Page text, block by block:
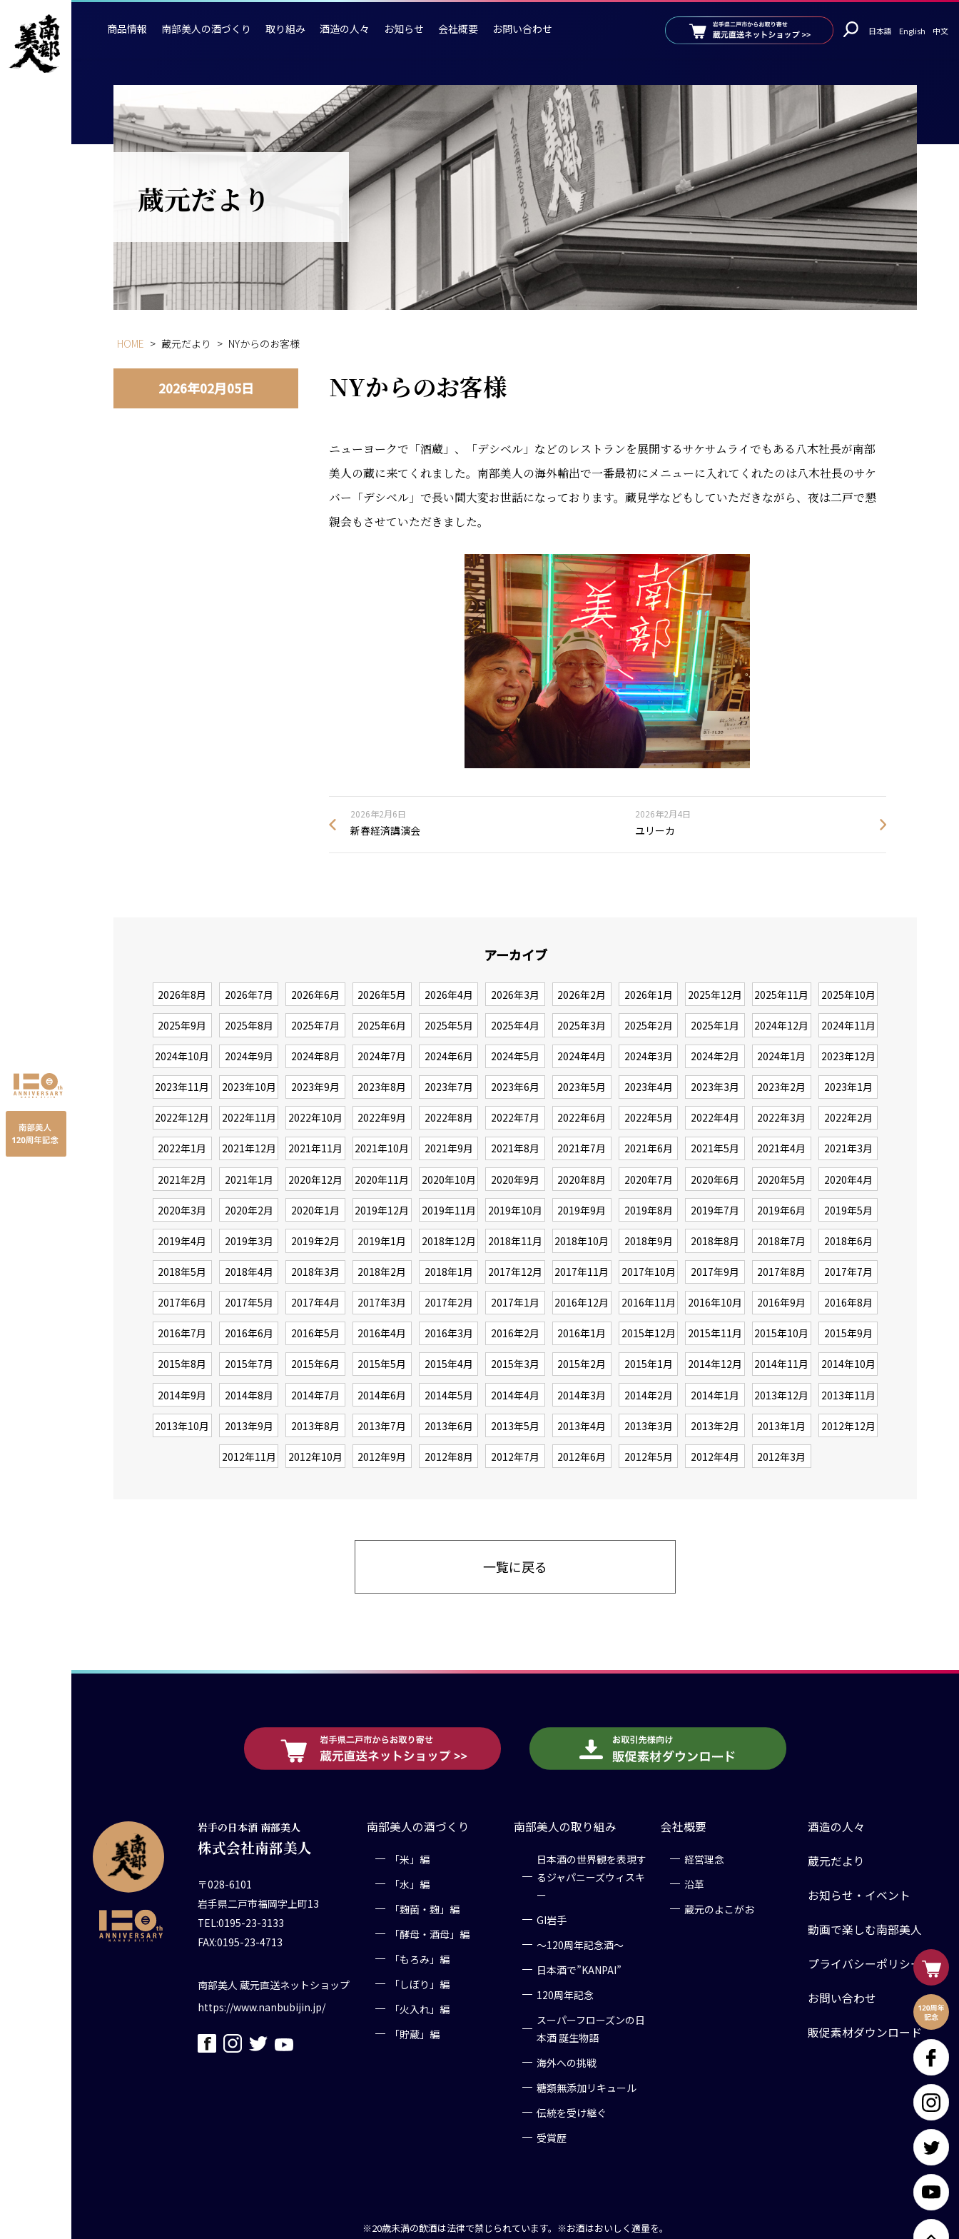
商品情報 南部美人の酒づくり 取り組み 酒造の人々 お知らせ 会社概要 お問い合わせ 日本語 English 中文
蔵元だより
HOME > 蔵元だより > NYからのお客様
2026年02月05日 NYからのお客様
ニューヨークで「酒蔵」、「デシベル」などのレストランを展開するサケサムライでもある八木社長が南部
美人の蔵に来てくれました。南部美人の海外輸出で一番最初にメニューに入れてくれたのは八木社長のサケ
バー「デシベル」で長い間大変お世話になっております。蔵見学などもしていただきながら、夜は二戸で懇
親会もさせていただきました。
2026年2月6日
新春経済講演会
2026年2月4日
ユリーカ
アーカイブ
2026年8月 2026年7月 2026年6月 2026年5月 2026年4月 2026年3月 2026年2月 2026年1月 2025年12月 2025年11月 2025年10月
2025年9月 2025年8月 2025年7月 2025年6月 2025年5月 2025年4月 2025年3月 2025年2月 2025年1月 2024年12月 2024年11月
2024年10月 2024年9月 2024年8月 2024年7月 2024年6月 2024年5月 2024年4月 2024年3月 2024年2月 2024年1月 2023年12月
2023年11月 2023年10月 2023年9月 2023年8月 2023年7月 2023年6月 2023年5月 2023年4月 2023年3月 2023年2月 2023年1月
2022年12月 2022年11月 2022年10月 2022年9月 2022年8月 2022年7月 2022年6月 2022年5月 2022年4月 2022年3月 2022年2月
2022年1月 2021年12月 2021年11月 2021年10月 2021年9月 2021年8月 2021年7月 2021年6月 2021年5月 2021年4月 2021年3月
2021年2月 2021年1月 2020年12月 2020年11月 2020年10月 2020年9月 2020年8月 2020年7月 2020年6月 2020年5月 2020年4月
2020年3月 2020年2月 2020年1月 2019年12月 2019年11月 2019年10月 2019年9月 2019年8月 2019年7月 2019年6月 2019年5月
2019年4月 2019年3月 2019年2月 2019年1月 2018年12月 2018年11月 2018年10月 2018年9月 2018年8月 2018年7月 2018年6月
2018年5月 2018年4月 2018年3月 2018年2月 2018年1月 2017年12月 2017年11月 2017年10月 2017年9月 2017年8月 2017年7月
2017年6月 2017年5月 2017年4月 2017年3月 2017年2月 2017年1月 2016年12月 2016年11月 2016年10月 2016年9月 2016年8月
2016年7月 2016年6月 2016年5月 2016年4月 2016年3月 2016年2月 2016年1月 2015年12月 2015年11月 2015年10月 2015年9月
2015年8月 2015年7月 2015年6月 2015年5月 2015年4月 2015年3月 2015年2月 2015年1月 2014年12月 2014年11月 2014年10月
2014年9月 2014年8月 2014年7月 2014年6月 2014年5月 2014年4月 2014年3月 2014年2月 2014年1月 2013年12月 2013年11月
2013年10月 2013年9月 2013年8月 2013年7月 2013年6月 2013年5月 2013年4月 2013年3月 2013年2月 2013年1月 2012年12月
2012年11月 2012年10月 2012年9月 2012年8月 2012年7月 2012年6月 2012年5月 2012年4月 2012年3月
一覧に戻る
岩手の日本酒 南部美人
株式会社南部美人
〒028-6101
岩手県二戸市福岡字上町13
TEL:0195-23-3133
FAX:0195-23-4713
南部美人 蔵元直送ネットショップ
https://www.nanbubijin.jp/
南部美人の酒づくり
「米」編
「水」編
「麹菌・麹」編
「酵母・酒母」編
「もろみ」編
「しぼり」編
「火入れ」編
「貯蔵」編
南部美人の取り組み
日本酒の世界観を表現す
るジャパニーズウィスキ
ー
GI岩手
～120周年記念酒～
日本酒で”KANPAI”
120周年記念
スーパーフローズンの日
本酒 誕生物語
海外への挑戦
糖類無添加リキュール
伝統を受け継ぐ
受賞歴
会社概要
経営理念
沿革
蔵元のよこがお
酒造の人々
蔵元だより
お知らせ・イベント
動画で楽しむ南部美人
プライバシーポリシー
お問い合わせ
販促素材ダウンロード
※20歳未満の飲酒は法律で禁じられています。 ※お酒はおいしく適量を。